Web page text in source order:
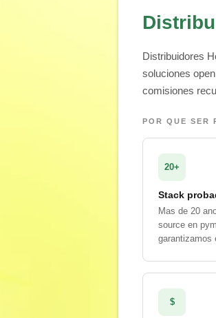
Distribuidores
soluciones
comisiones
POR QUE SER
20+
Stack
Mas de 20
source en
garantizamos
$